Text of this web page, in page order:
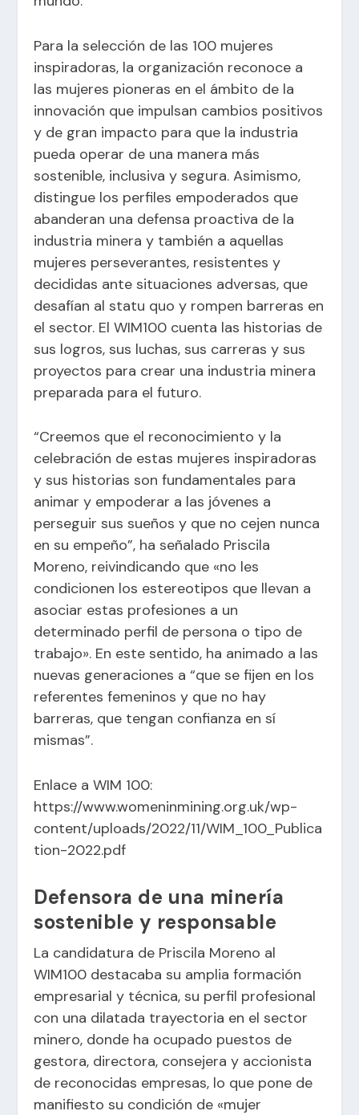
Para la selección de las 100 mujeres
inspiradoras, la organización reconoce a
las mujeres pioneras en el ámbito de la
innovación que impulsan cambios positivos
y de gran impacto para que la industria
pueda operar de una manera más
sostenible, inclusiva y segura. Asimismo,
distingue los perfiles empoderados que
abanderan una defensa proactiva de la
industria minera y también a aquellas
mujeres perseverantes, resistentes y
decididas ante situaciones adversas, que
desafían al statu quo y rompen barreras en
el sector. El WIM100 cuenta las historias de
sus logros, sus luchas, sus carreras y sus
proyectos para crear una industria minera
preparada para el futuro.
“Creemos que el reconocimiento y la
celebración de estas mujeres inspiradoras
y sus historias son fundamentales para
animar y empoderar a las jóvenes a
perseguir sus sueños y que no cejen nunca
en su empeño”, ha señalado Priscila
Moreno, reivindicando que «no les
condicionen los estereotipos que llevan a
asociar estas profesiones a un
determinado perfil de persona o tipo de
trabajo». En este sentido, ha animado a las
nuevas generaciones a “que se fijen en los
referentes femeninos y que no hay
barreras, que tengan confianza en sí
mismas”.
Enlace a WIM 100:
https://www.womeninmining.org.uk/wp-
content/uploads/2022/11/WIM_100_Publica
tion-2022.pdf
Defensora de una minería
sostenible y responsable
La candidatura de Priscila Moreno al
WIM100 destacaba su amplia formación
empresarial y técnica, su perfil profesional
con una dilatada trayectoria en el sector
minero, donde ha ocupado puestos de
gestora, directora, consejera y accionista
de reconocidas empresas, lo que pone de
manifiesto su condición de «mujer